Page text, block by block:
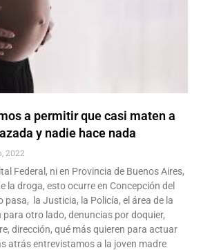
a permitir que casi maten a
y nadie hace nada
2022
Federal, ni en Provincia de Buenos Aires,
la droga, esto ocurre en Concepción del
pasa, la Justicia, la Policía, el área de la
otro lado, denuncias por doquier,
dirección, qué más quieren para actuar
atrás entrevistamos a la joven madre